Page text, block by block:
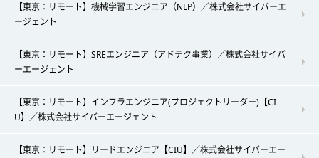
【東京：リモート】機械学習エンジニア（NLP）／株式会社サイバーエ
ージェント
【東京：リモート】SREエンジニア（アドテク事業）／株式会社サイバ
ーエージェント
【東京：リモート】インフラエンジニア(プロジェクトリーダー)【CI
U】／株式会社サイバーエージェント
【東京：リモート】リードエンジニア【CIU】／株式会社サイバーエー